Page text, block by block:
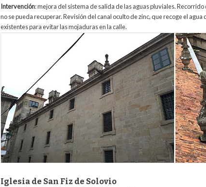
Intervención: mejora del sistema de salida de las aguas pluviales.
no se pueda recuperar. Revisión del canal oculto de zinc, que recoge el
existentes para evitar las mojaduras en la calle.
Iglesia de San Fiz de Solovio